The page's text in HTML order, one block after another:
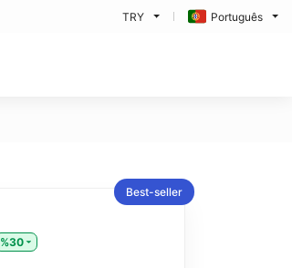
TRY Português
Best-seller
%30